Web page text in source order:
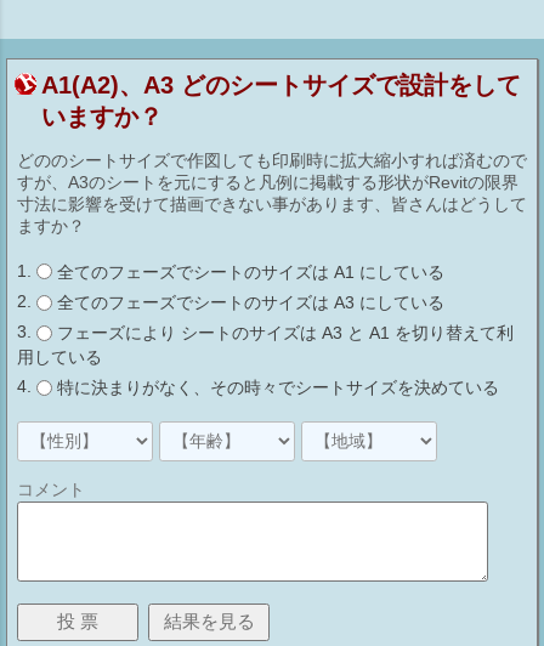
A1(A2)、A3 どのシートサイズで設計をして
いますか？
どののシートサイズで作図しても印刷時に拡大縮小すれば済むので
すが、A3のシートを元にすると凡例に掲載する形状がRevitの限界
寸法に影響を受けて描画できない事があります、皆さんはどうして
ますか？
全てのフェーズでシートのサイズは A1 にしている
全てのフェーズでシートのサイズは A3 にしている
フェーズにより シートのサイズは A3 と A1 を切り替えて利
用している
特に決まりがなく、その時々でシートサイズを決めている
コメント